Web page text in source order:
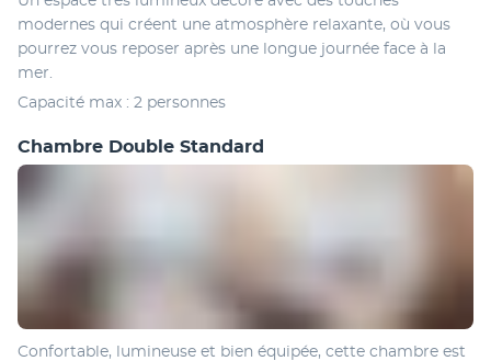
modernes qui créent une atmosphère relaxante, où vous
pourrez vous reposer après une longue journée face à la
mer.
Capacité max : 2 personnes
Chambre Double Standard
Confortable, lumineuse et bien équipée, cette chambre est